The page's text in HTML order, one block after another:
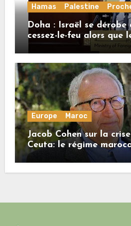
Hamas Palestine
Doha : Israël se dérobe
cessez-le-feu alors que
honore ses
Europe Maroc
Jacob Cohen sur la
Ceuta: le régime
bonne part de sa
de l’Union européenne